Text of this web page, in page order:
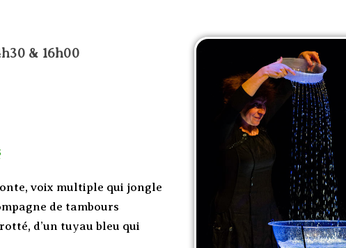
& 16h00
voix multiple qui jongle
de tambours
d’un tuyau bleu qui